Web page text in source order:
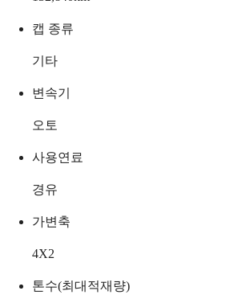
캡 종류
기타
변속기
오토
사용연료
경유
가변축
4X2
톤수(최대적재량)